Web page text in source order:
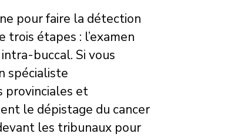
pour faire la détection
étapes : l’examen
buccal. Si vous
spécialiste
provinciales et
le dépistage du cancer
les tribunaux pour